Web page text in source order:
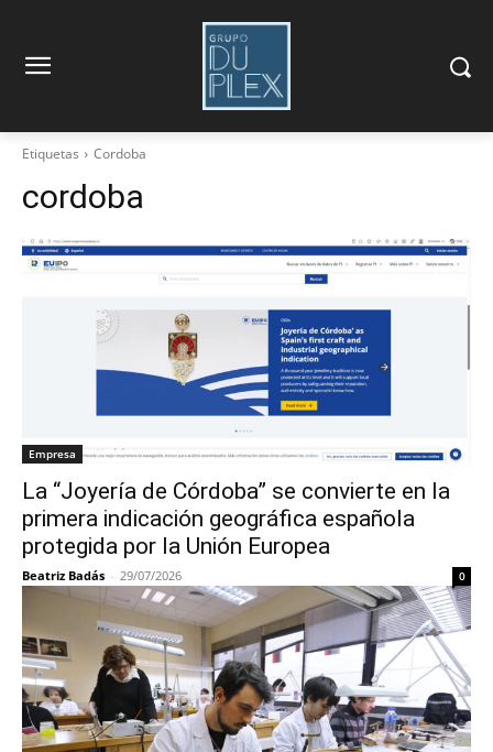
Etiquetas Cordoba
cordoba
Empresa
La “Joyería de Córdoba” se convierte en la
primera indicación geográfica española
protegida por la Unión Europea
Beatriz Badás - 29/07/2026 0